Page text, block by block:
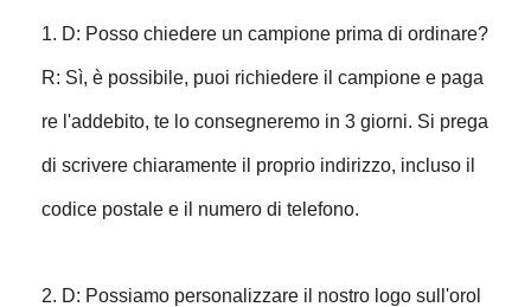
1. D: Posso chiedere un campione prima di ordinare?
R: Sì, è possibile, puoi richiedere il campione e paga
re l'addebito, te lo consegneremo in 3 giorni. Si prega
di scrivere chiaramente il proprio indirizzo, incluso il
codice postale e il numero di telefono.
2. D: Possiamo personalizzare il nostro logo sull'orol